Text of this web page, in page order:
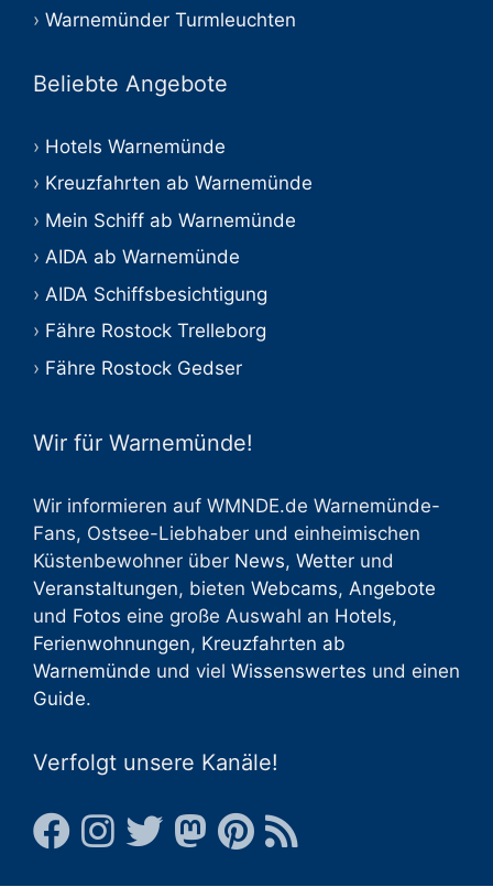
Warnemünder Turmleuchten
Beliebte Angebote
Hotels Warnemünde
Kreuzfahrten ab Warnemünde
Mein Schiff ab Warnemünde
AIDA ab Warnemünde
AIDA Schiffsbesichtigung
Fähre Rostock Trelleborg
Fähre Rostock Gedser
Wir für Warnemünde!
Wir informieren auf WMNDE.de Warnemünde-
Fans, Ostsee-Liebhaber und einheimischen
Küstenbewohner über News, Wetter und
Veranstaltungen, bieten Webcams, Angebote
und Fotos eine große Auswahl an Hotels,
Ferienwohnungen, Kreuzfahrten ab
Warnemünde und viel Wissenswertes und einen
Guide.
Verfolgt unsere Kanäle!